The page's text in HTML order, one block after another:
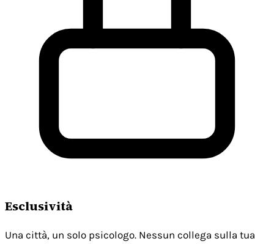
Esclusività
Una città, un solo psicologo. Nessun collega sulla tua